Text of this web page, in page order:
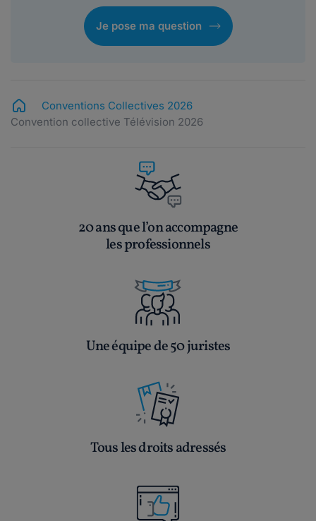
Je pose ma question
Conventions Collectives 2026
Convention collective Télévision 2026
20 ans que l’on accompagne
les professionnels
Une équipe de 50 juristes
Tous les droits adressés